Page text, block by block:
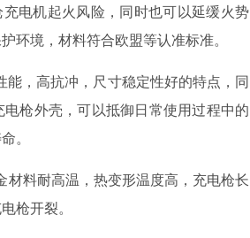
电机起火风险，同时也可以延缓火势
环境，材料符合欧盟等认准标准。
，高抗冲，尺寸稳定性好的特点，同
枪外壳，可以抵御日常使用过程中的
。
材料耐高温，热变形温度高，充电枪长
枪开裂。